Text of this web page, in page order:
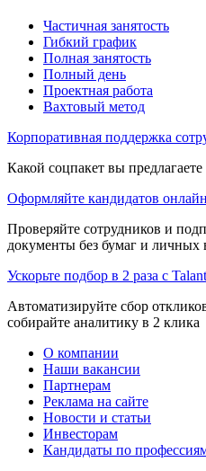
Частичная занятость
Гибкий график
Полная занятость
Полный день
Проектная работа
Вахтовый метод
Корпоративная поддержка
Какой соцпакет вы
Оформляйте кандидатов онлайн
Проверяйте сотрудников и
документы без бумаг и личных
Ускорьте подбор в 2 раза с
Автоматизируйте сбор
собирайте аналитику в 2 клика
О компании
Наши вакансии
Партнерам
Реклама на сайте
Новости и статьи
Инвесторам
Кандидаты по